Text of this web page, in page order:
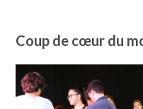
Coup de cœur du